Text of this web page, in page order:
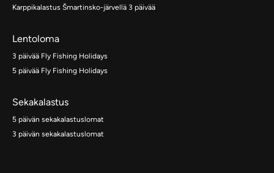
Karppikalastus Šmartinsko-järvellä 3 päivää
Lentoloma
3 päivää Fly Fishing Holidays
5 päivää Fly Fishing Holidays
Sekakalastus
5 päivän sekakalastuslomat
3 päivän sekakalastuslomat